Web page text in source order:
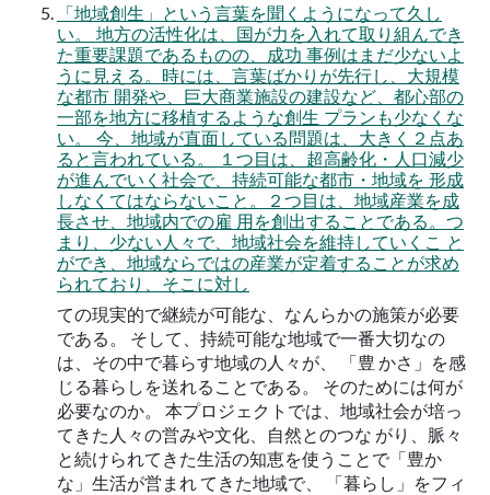
「地域創生」という言葉を聞くようになって久し
い。 地方の活性化は、国が力を入れて取り組んでき
た重要課題であるものの、成功 事例はまだ少ないよ
うに見える。時には、言葉ばかりが先行し、大規模
な都市 開発や、巨大商業施設の建設など、都心部の
一部を地方に移植するような創生 プランも少なくな
い。 今、地域が直面している問題は、大きく２点あ
ると言われている。 １つ目は、超高齢化・人口減少
が進んでいく社会で、持続可能な都市・地域を 形成
しなくてはならないこと。２つ目は、地域産業を成
長させ、地域内での雇 用を創出することである。つ
まり、少ない人々で、地域社会を維持していくこ と
ができ、地域ならではの産業が定着することが求め
られており、そこに対し
ての現実的で継続が可能な、なんらかの施策が必要
である。 そして、持続可能な地域で一番大切なの
は、その中で暮らす地域の人々が、 「豊 かさ」を感
じる暮らしを送れることである。 そのためには何が
必要なのか。 本プロジェクトでは、地域社会が培っ
てきた人々の営みや文化、自然とのつな がり、脈々
と続けられてきた生活の知恵を使うことで「豊か
な」生活が営まれ てきた地域で、 「暮らし」をフィ